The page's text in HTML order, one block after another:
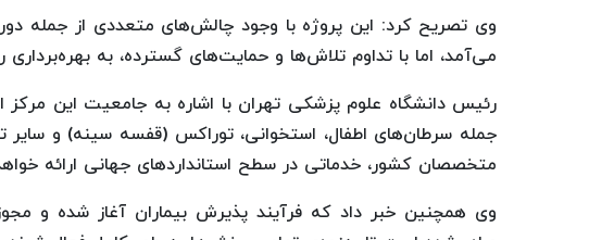
وی تصریح کرد: این پروژه با وجود چالش‌های متعددی از جمله
می‌آمد، اما با تداوم تلاش‌ها و حمایت‌های گسترده، به
رئیس دانشگاه علوم پزشکی تهران با اشاره به جامعیت این مرکز
جمله سرطان‌های اطفال، استخوانی، توراکس (قفسه سینه) و
متخصصان کشور، خدماتی در سطح استانداردهای جهانی ارائه
وی همچنین خبر داد که فرآیند پذیرش بیماران آغاز شده و